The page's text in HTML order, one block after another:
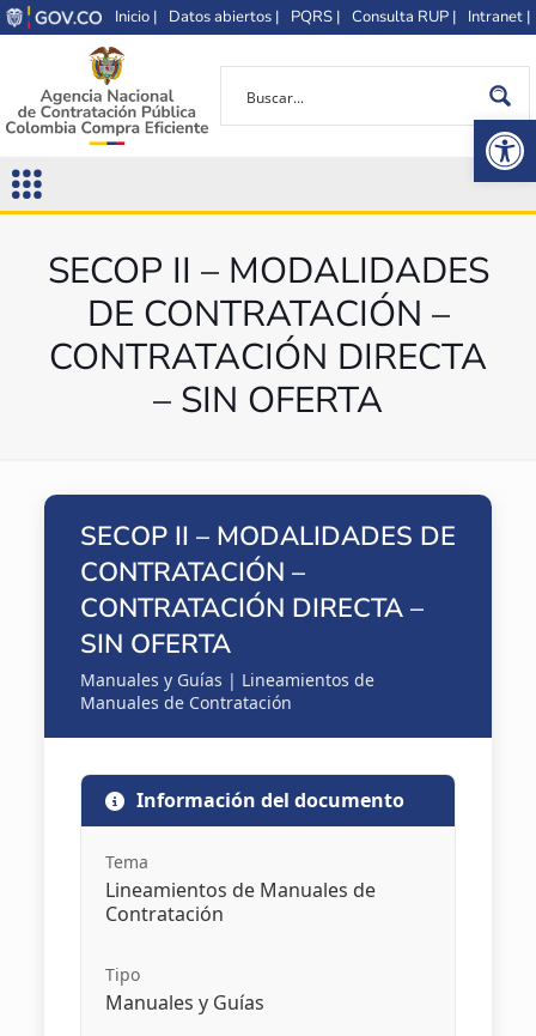
Inicio | Datos abiertos | PQRS | Consulta RUP | Intranet |
SECOP II – MODALIDADES
DE CONTRATACIÓN –
CONTRATACIÓN DIRECTA
– SIN OFERTA
SECOP II – MODALIDADES DE
CONTRATACIÓN –
CONTRATACIÓN DIRECTA –
SIN OFERTA
Manuales y Guías | Lineamientos de
Manuales de Contratación
Información del documento
Tema
Lineamientos de Manuales de
Contratación
Tipo
Manuales y Guías